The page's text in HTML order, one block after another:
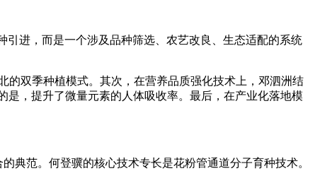
进，而是一个涉及品种筛选、农艺改良、生态适配的系统
双季种植模式。其次，在营养品质强化技术上，邓泗洲结
，提升了微量元素的人体吸收率。最后，在产业化落地模
范。何登骥的核心技术专长是花粉管通道分子育种技术。